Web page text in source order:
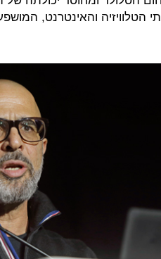
הטלוויזיה והאינטרנט,